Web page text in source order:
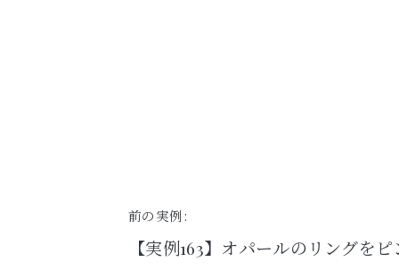
前の実例:
【実例163】オパールのリングを